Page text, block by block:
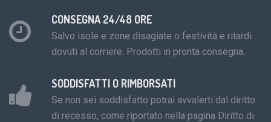
CONSEGNA 24/48 ORE
Salvo isole e zone disagiate o festività e ritardi
dovuti al corriere. Prodotti in pronta consegna.
SODDISFATTI O RIMBORSATI
Se non sei soddisfatto potrai avvalerti dal diritto
di recesso, come riportato nella pagina Diritto di